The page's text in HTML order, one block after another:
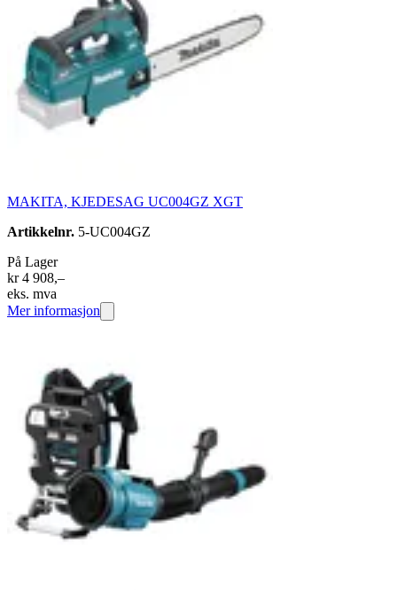
MAKITA, KJEDESAG UC004GZ XGT
Artikkelnr. 5-UC004GZ
På Lager
kr 4 908,–
eks. mva
Mer informasjon